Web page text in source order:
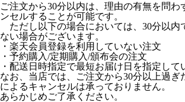
ご注文から30分以内は、理由の有無を問わ
ンセルすることが可能です。
ただし以下の場合においては、30分以内
ない場合がございます。
・楽天会員登録を利用していない注文
・予約購入/定期購入/頒布会の注文
・配送日時指定で最短お届け日を指定して
なお、当店では、ご注文から30分以上過ぎ
によるキャンセルは承っておりません。
あらかじめご了承ください。